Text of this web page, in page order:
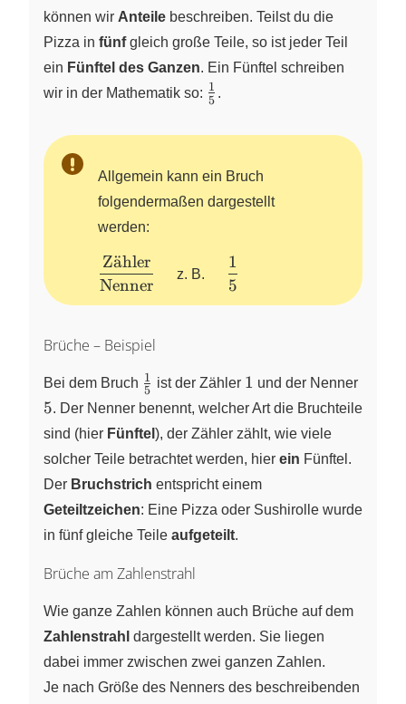
können wir Anteile beschreiben. Teilst du die
Pizza in fünfgleich große Teile, so ist jeder Teil
ein Fünftel des Ganzen. Ein Fünftel schreiben
wir in der Mathematik so: \frac{1}
{5}
5
1 .
Allgemein kann ein Bruch
folgendermaßen dargestellt
werden:
\dfrac{\text{Zähler}}
{\text{Nenner}}
\quad
Nenner
Za
¨hler
z. B.
\quad
\dfrac{1}
{5}
5
1
Brüche – Beispiel
Bei dem Bruch \frac{1}
{5}
5
1 ist der Zähler 1
1 und der Nenner5
5. Der Nenner benennt, welcher Art die Bruchteile
sind (hier Fünftel ), der Zähler zählt, wie viele
solcher Teile betrachtet werden, hier ein Fünftel.
Der Bruchstrich entspricht einem
Geteiltzeichen: Eine Pizza oder Sushirolle wurde
in fünf gleiche Teile aufgeteilt.
Brüche am Zahlenstrahl
Wie ganze Zahlen können auch Brüche auf dem
Zahlenstrahl dargestellt werden. Sie liegen
dabei immer zwischen zwei ganzen Zahlen.
Je nach Größe des Nenners des beschreibenden